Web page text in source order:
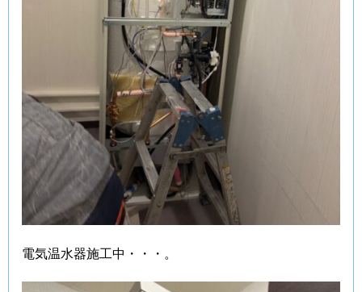
電気温水器施工中・・・。